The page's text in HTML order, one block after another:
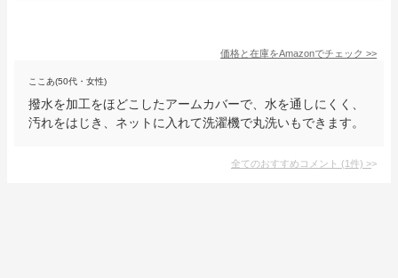
価格と在庫をAmazonでチェック >>
ここあ(50代・女性)
撥水を加工をほどこしたアームカバーで、水を通しにくく、
汚れをはじき、ネットに入れて洗濯機で丸洗いもできます。
全てのおすすめコメント (1件) >